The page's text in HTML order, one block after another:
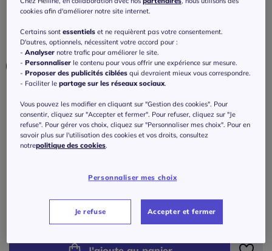
Réf : 462.562.019 3.8/5- 5avis
Couleur :kaki-écru
Choisir une couleur :
Taille :
Disponible dans 2 semaines
cookies afin d'améliorer notre site internet.
Certains sontessentiels et ne requièrent pas votre consentement.
D'autres, optionnels, nécessitent votre accord pour :
-Analyser notre trafic pour améliorer le site.
-Personnaliser le contenu pour vous offrir une expérience sur mesure.
-Proposer des publicités ciblées qui devraient mieux vous correspondre.
- Faciliter lepartage sur les réseaux sociaux.
Vous pouvez les modifier en cliquant sur "Gestion des cookies". Pour
consentir, cliquez sur "Accepter et fermer". Pour refuser, cliquez sur "Je
refuse". Pour gérer vos choix, cliquez sur "Personnaliser mes choix". Pour en
savoir plus sur l'utilisation des cookies et vos droits, consultez
notrepolitique des cookies.
Personnaliser mes choix
Je refuse Accepter et fermer